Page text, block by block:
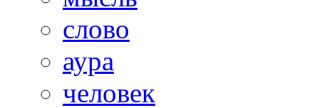
слово
аура
человек